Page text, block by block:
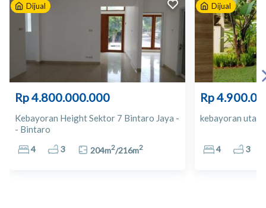
10 HERO
Giant CBD Bintaro
12
13 Apotek Fresia Farma
14
Dijual
Rp 4.800.000.000
Kebayoran Height Sektor 7 Bintaro Jaya -
- Bintaro
4 3 204m2/216m2
Dijual
Rp
kebayoran
4 3